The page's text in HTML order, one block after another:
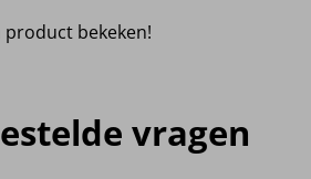
product bekeken!
vragen